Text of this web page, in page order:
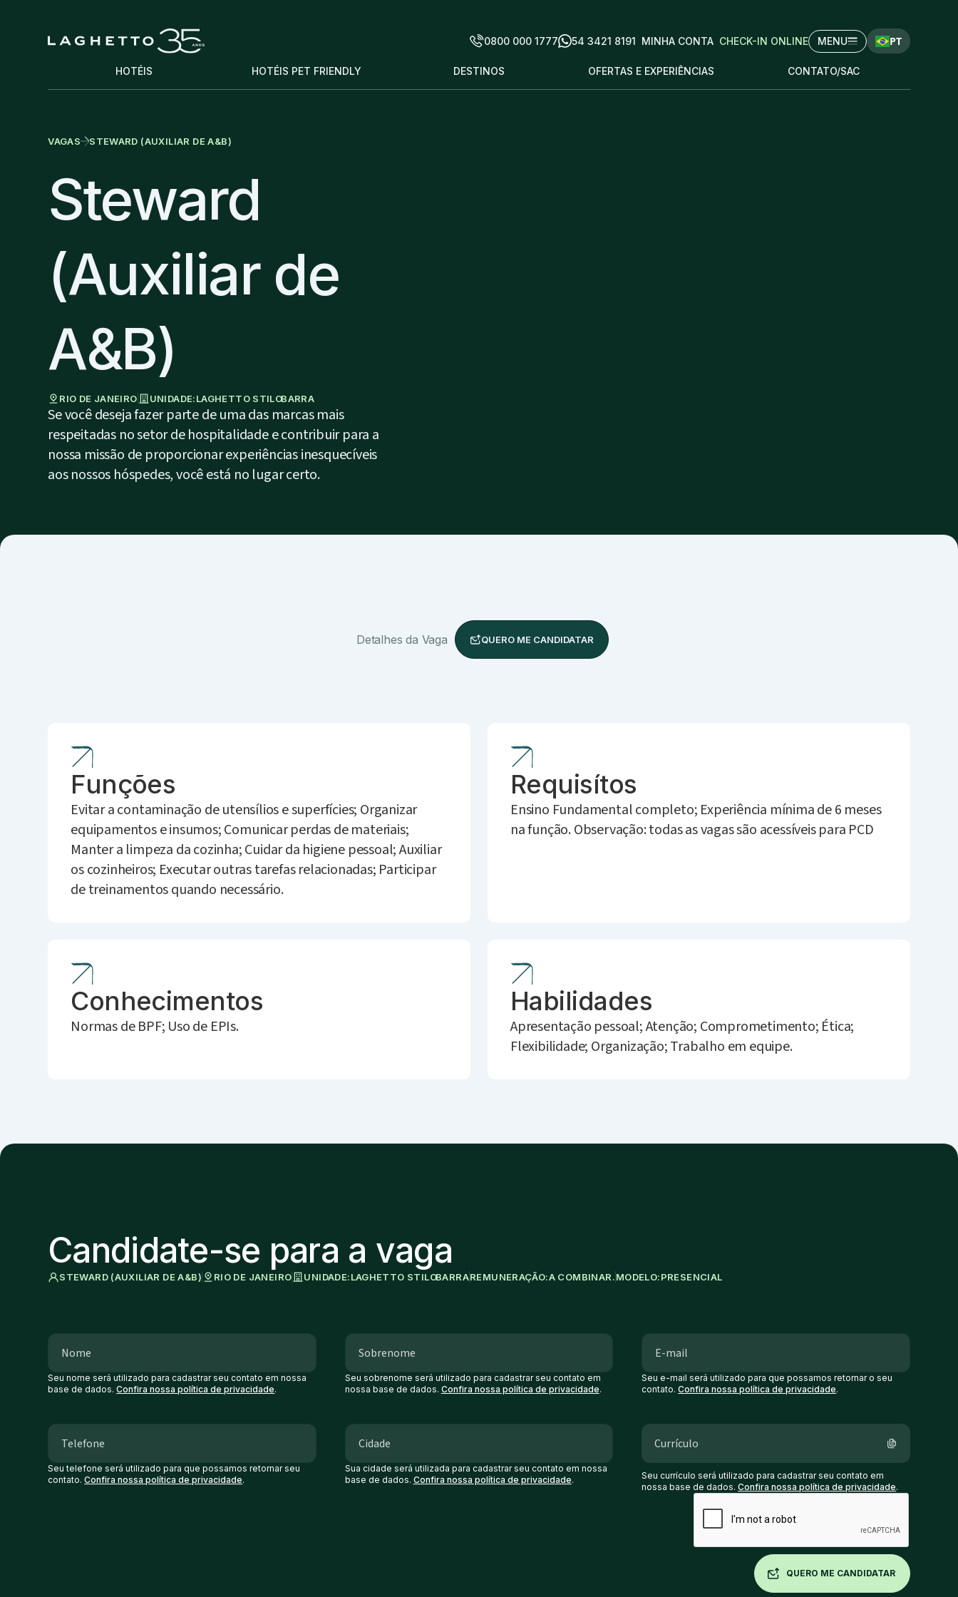
0800 000 1777 54 3421 8191 MINHA CONTA CHECK-IN ONLINE MENU PT
HOTÉIS HOTÉIS PET FRIENDLY DESTINOS OFERTAS E EXPERIÊNCIAS CONTATO/SAC
VAGAS STEWARD (AUXILIAR DE A&B)
Steward
(Auxiliar de
A&B)
RIO DE JANEIRO UNIDADE:LAGHETTO STILOBARRA
Se você deseja fazer parte de uma das marcas mais
respeitadas no setor de hospitalidade e contribuir para a
nossa missão de proporcionar experiências inesquecíveis
aos nossos hóspedes, você está no lugar certo.
Detalhes da Vaga QUERO ME CANDIDATAR
Funções
Evitar a contaminação de utensílios e superfícies; Organizar
equipamentos e insumos; Comunicar perdas de materiais;
Manter a limpeza da cozinha; Cuidar da higiene pessoal; Auxiliar
os cozinheiros; Executar outras tarefas relacionadas; Participar
de treinamentos quando necessário.
Requisítos
Ensino Fundamental completo; Experiência mínima de 6 meses
na função. Observação: todas as vagas são acessíveis para PCD
Conhecimentos
Normas de BPF; Uso de EPIs.
Habilidades
Apresentação pessoal; Atenção; Comprometimento; Ética;
Flexibilidade; Organização; Trabalho em equipe.
Candidate-se para a vaga
STEWARD (AUXILIAR DE A&B) RIO DE JANEIRO UNIDADE:LAGHETTO STILOBARRAREMUNERAÇÃO:A COMBINAR.MODELO:PRESENCIAL
Seu nome será utilizado para cadastrar seu contato em nossa
base de dados.Confira nossa política de privacidade.
Seu sobrenome será utilizado para cadastrar seu contato em
nossa base de dados. Confira nossa política de privacidade.
Seu e-mail será utilizado para que possamos retornar o seu
contato.Confira nossa política de privacidade.
Seu telefone será utilizado para que possamos retornar seu
contato.Confira nossa política de privacidade.
Sua cidade será utilizada para cadastrar seu contato em nossa
base de dados. Confira nossa política de privacidade.
Currículo
Seu currículo será utilizado para cadastrar seu contato em
nossa base de dados.Confira nossa política de privacidade.